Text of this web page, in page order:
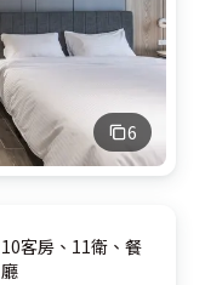
6
10客房、11衛、餐
廳